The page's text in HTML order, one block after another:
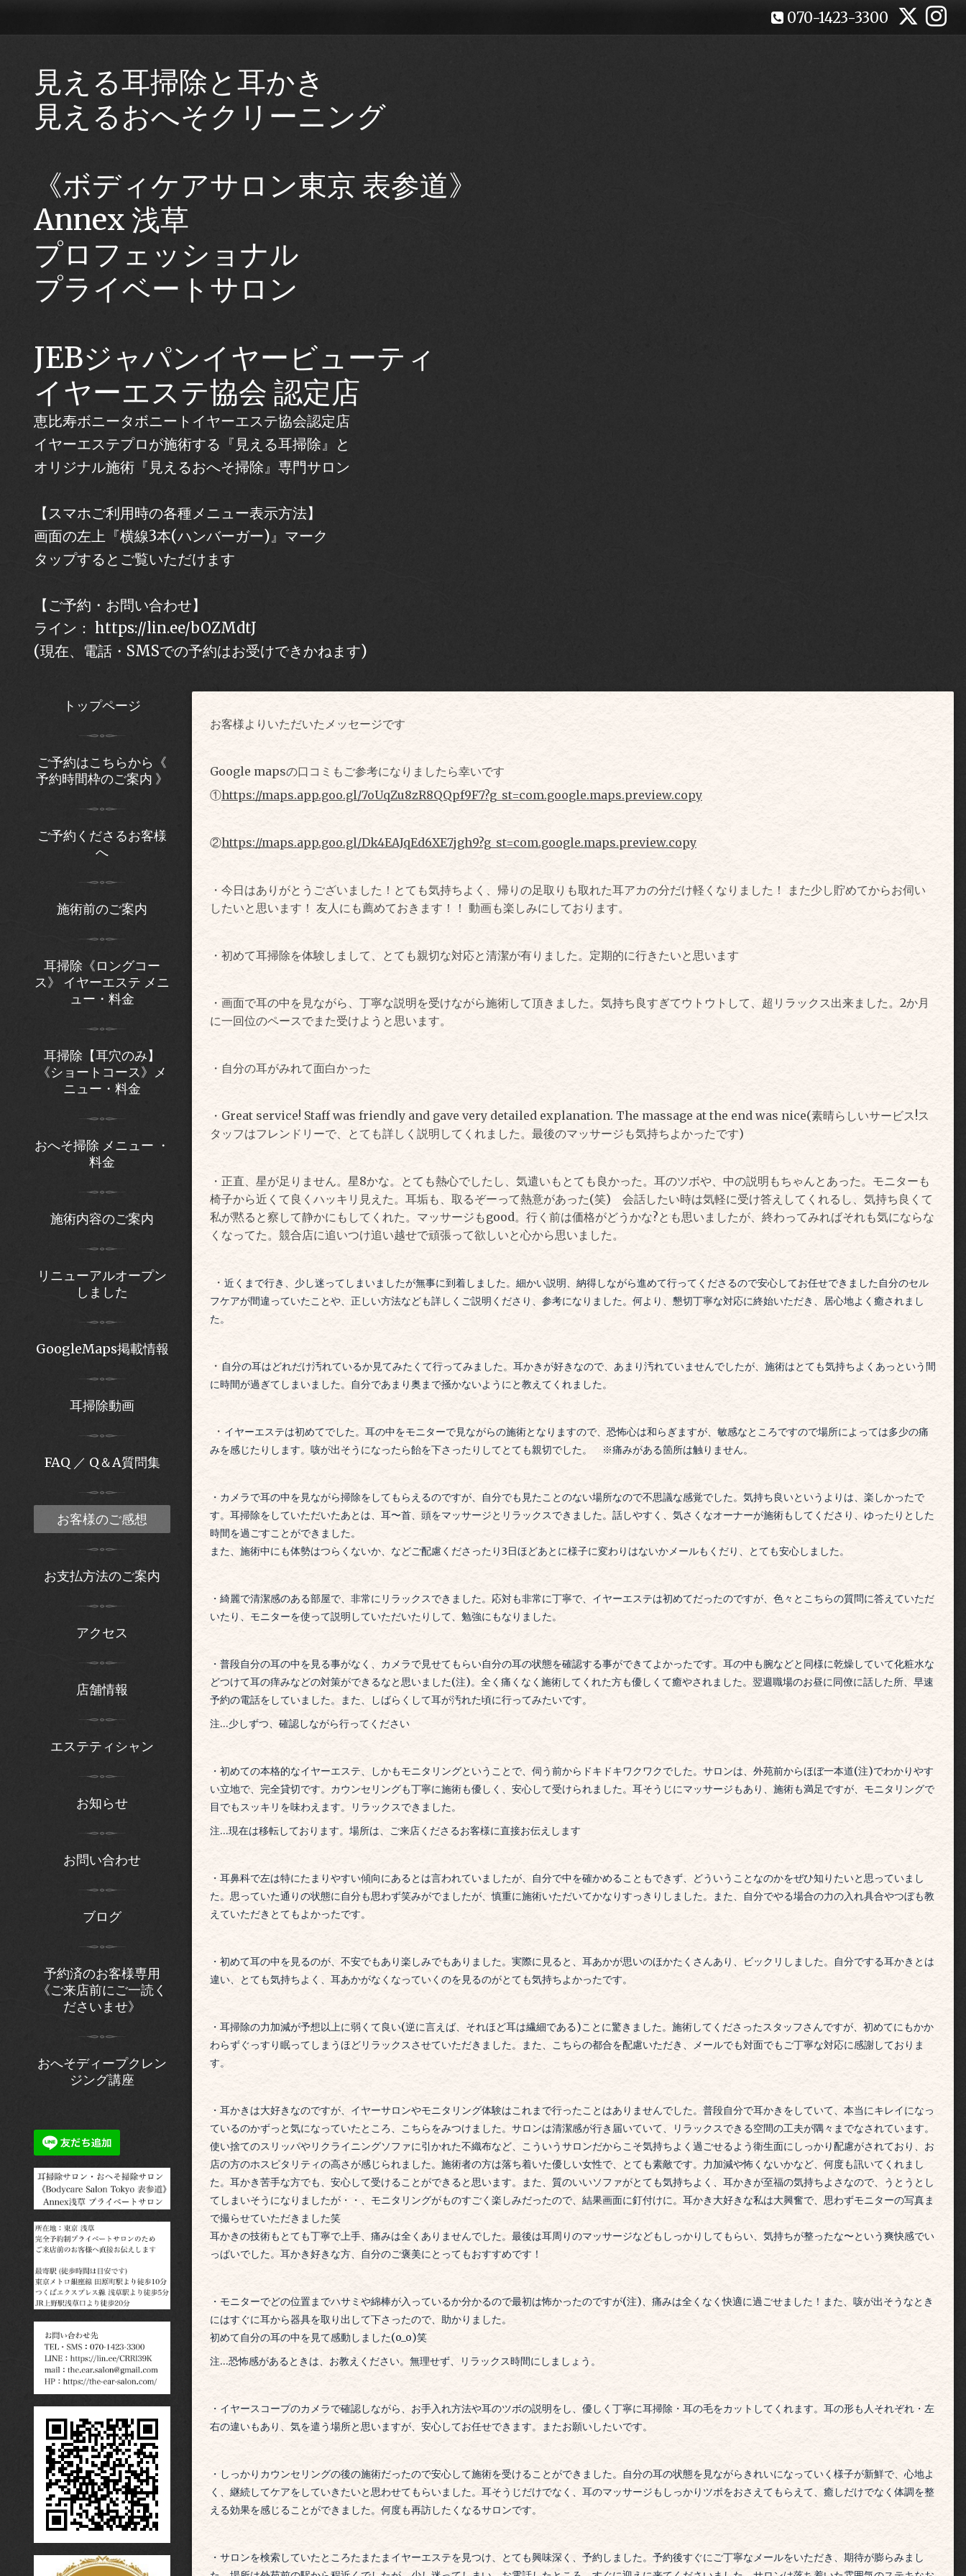
070-1423-3300
見える耳掃除と耳かき
見えるおへそクリーニング
《ボディケアサロン東京 表参道》
Annex 浅草
プロフェッショナル
プライベートサロン
JEBジャパンイヤービューティ
イヤーエステ協会 認定店
恵比寿ボニータボニートイヤーエステ協会認定店
イヤーエステプロが施術する『見える耳掃除』と
オリジナル施術『見えるおへそ掃除』専門サロン
【スマホご利用時の各種メニュー表示方法】
画面の左上『横線3本(ハンバーガー)』マーク
タップするとご覧いただけます
【ご予約・お問い合わせ】
ライン： https://lin.ee/bOZMdtJ
(現在、電話・SMSでの予約はお受けできかねます)
お客様よりいただいたメッセージです
Google mapsの口コミもご参考になりましたら幸いです
①https://maps.app.goo.gl/7oUqZu8zR8QQpf9F7?g_st=com.google.maps.preview.copy
②https://maps.app.goo.gl/Dk4EAJqEd6XE7jgh9?g_st=com.google.maps.preview.copy
・今日はありがとうございました！とても気持ちよく、 帰りの足取りも取れた耳アカの分だけ軽くなりました！ また少し貯めてからお伺い
したいと思います！ 友人にも薦めておきます！！ 動画も楽しみにしております。
・初めて耳掃除を体験しまして、とても親切な対応と清潔が有りました。定期的に行きたいと思います
・画面で耳の中を見ながら、丁寧な説明を受けながら施術して頂きました。気持ち良すぎてウトウトして、超リラックス出来ました。2か月
に一回位のペースでまた受けようと思います。
・自分の耳がみれて面白かった
・Great service! Staff was friendly and gave very detailed explanation. The massage at the end was nice(素晴らしいサービス!ス
タッフはフレンドリーで、とても詳しく説明してくれました。最後のマッサージも気持ちよかったです)
・正直、星が足りません。星8かな。とても熱心でしたし、気遣いもとても良かった。耳のツボや、中の説明もちゃんとあった。モニターも
椅子から近くて良くハッキリ見えた。耳垢も、取るぞーって熱意があった(笑) 会話したい時は気軽に受け答えしてくれるし、気持ち良くて
私が黙ると察して静かにもしてくれた。マッサージもgood。行く前は価格がどうかな?とも思いましたが、終わってみればそれも気にならな
くなってた。競合店に追いつけ追い越せで頑張って欲しいと心から思いました。
・ 近くまで行き、少し迷ってしまいましたが無事に到着しました。細かい説明、納得しながら進めて行ってくださるので安心してお任せできました自分のセル
フケアが間違っていたことや、正しい方法なども詳しくご説明くださり、参考になりました。 何より、懇切丁寧な対応に終始いただき、居心地よく癒されまし
た。
・ 自分の耳はどれだけ汚れているか見てみたくて行ってみました。 耳かきが好きなので、あまり汚れていませんでしたが、施術はとても気持ちよくあっという間
に時間が過ぎてしまいました。
自分であまり奥まで掻かないようにと教えてくれました。
・ イヤーエステは初めてでした。耳の中をモニターで見ながらの施術となりますので、恐怖心は和らぎますが、敏感なところですので場所によっては多少の痛
みを感じたりします。咳が出そうになったら飴を下さったりしてとても親切でした。
※痛みがある箇所は触りません。
・ カメラで耳の中を見ながら掃除をしてもらえるのですが、自分でも見たことのない場所なので不思議な感覚でした。 気持ち良いというよりは、楽しかったで
す。 耳掃除をしていただいたあとは、耳〜首、頭をマッサージとリラックスできました。 話しやすく、気さくなオーナーが施術もしてくださり、ゆったりとした
時間を過ごすことができました。
また、施術中にも体勢はつらくないか、などご配慮くださったり3日ほどあとに様子に変わりはないかメールもくだり、とても安心しました。
・綺麗で清潔感のある部屋で、非常にリラックスできました。応対も非常に丁寧で、イヤーエステは初めてだったのですが、色々とこちらの質問に答えていただ
いたり、モニターを使って説明していただいたりして、勉強にもなりました。
・ 普段自分の耳の中を見る事がなく、カメラで見せてもらい自分の耳の状態を確認する事ができてよかったです。 耳の中も腕などと同様に乾燥していて化粧水な
どつけて耳の痒みなどの対策ができるなと思いました(注)。 全く痛くなく施術してくれた方も優しくて癒やされました。 翌週職場のお昼に同僚に話した所、早速
予約の電話をしていました。
また、しばらくして耳が汚れた頃に行ってみたいです。
注…少しずつ、確認しながら行ってください
・ 初めての本格的なイヤーエステ、しかもモニタリングということで、伺う前からドキドキワクワクでした。 サロンは、外苑前からほぼ一本道(注)でわかりやす
い立地で、 完全貸切です。 カウンセリングも丁寧に施術も優しく、安心して受けられました。 耳そうじにマッサージもあり、施術も満足ですが、モニタリングで
目でもスッキリを味わえます。
リラックスできました。
注…現在は移転しております。場所は、ご来店くださるお客様に直接お伝えします
・ 耳鼻科で左は特にたまりやすい傾向にあるとは言われていましたが、自分で中を確かめることもできず、どういうことなのかをぜひ知りたいと思っていまし
た。思っていた通りの状態に自分も思わず笑みがでましたが、慎重に施術いただいてかなりすっきりしました。また、自分でやる場合の力の入れ具合やつぼも教
えていただきとてもよかったです。
・ 初めて耳の中を見るのが、不安でもあり楽しみでもありました。 実際に見ると、耳あかが思いのほかたくさんあり、ビックリしました。
自分でする耳かきとは
違い、とても気持ちよく、耳あかがなくなっていくのを見るのがとても気持ちよかったです。
・ 耳掃除の力加減が予想以上に弱くて良い(逆に言えば、それほど耳は繊細である)ことに驚きました。 施術してくださったスタッフさんですが、初めてにもかか
わらずぐっすり眠ってしまうほどリラックスさせていただきました。また、こちらの都合を配慮いただき、メールでも対面でもご丁寧な対応に感謝しておりま
す。
・ 耳かきは大好きなのですが、イヤーサロンやモニタリング体験はこれまで行ったことはありませんでした。普段自分で耳かきをしていて、本当にキレイになっ
ているのかずっと気になっていたところ、こちらをみつけました。 サロンは清潔感が行き届いていて、リラックスできる空間の工夫が隅々までなされています。
使い捨てのスリッパやリクライニングソファに引かれた不織布など、こういうサロンだからこそ気持ちよく過ごせるよう衛生面にしっかり配慮がされており、お
店の方のホスピタリティの高さが感じられました。 施術者の方は落ち着いた優しい女性で、とても素敵です。力加減や怖くないかなど、何度も訊いてくれまし
た。耳かき苦手な方でも、安心して受けることができると思います。
また、質のいいソファがとても気持ちよく、耳かきが至福の気持ちよさなので、うとうとし
てしまいそうになりましたが・・、モニタリングがものすごく楽しみだったので、結果画面に釘付けに。耳かき大好きな私は大興奮で、思わずモニターの写真ま
で撮らせていただきました笑
耳かきの技術もとても丁寧で上手、痛みは全くありませんでした。 最後は耳周りのマッサージなどもしっかりしてもらい、気持ちが整ったな〜という爽快感でい
っぱいでした。 耳かき好きな方、自分のご褒美にとってもおすすめです！
・ モニターでどの位置までハサミや綿棒が入っているか分かるので最初は怖かったのですが(注)、痛みは全くなく快適に過ごせました！ また、咳が出そうなとき
にはすぐに耳から器具を取り出して下さったので、助かりました。
初めて自分の耳の中を見て感動しました(o_o)笑
注…恐怖感があるときは、お教えください。無理せず、リラックス時間にしましょう。
・ イヤースコープのカメラで確認しながら、お手入れ方法や耳のツボの説明をし、優しく丁寧に耳掃除・耳の毛をカットしてくれます。耳の形も人それぞれ・左
右の違いもあり、気を遣う場所と思いますが、安心してお任せできます。
またお願いしたいです。
・ しっかりカウンセリングの後の施術だったので安心して施術を受けることができました。
自分の耳の状態を見ながらきれいになっていく様子が新鮮で、心地よ
く、継続してケアをしていきたいと思わせてもらいました。 耳そうじだけでなく、耳のマッサージもしっかりツボをおさえてもらえて、癒しだけでなく体調を整
える効果を感じることができました。 何度も再訪したくなるサロンです。
・ サロンを検索していたところたまたまイヤーエステを見つけ、とても興味深く、予約しました。予約後すぐにご丁寧なメールをいただき、期待が膨らみまし
トップページ
ご予約はこちらから《
予約時間枠のご案内 》
ご予約くださるお客様
へ
施術前のご案内
耳掃除《ロングコー
ス》 イヤーエステ メニ
ュー・料金
耳掃除【耳穴のみ】
《ショートコース》メ
ニュー・料金
おへそ掃除 メニュー ・
料金
施術内容のご案内
リニューアルオープン
しました
GoogleMaps掲載情報
耳掃除動画
FAQ ／ Q＆A質問集
お客様のご感想
お支払方法のご案内
アクセス
店舗情報
エステティシャン
お知らせ
お問い合わせ
ブログ
予約済のお客様専用
《ご来店前にご一読く
ださいませ》
おへそディープクレン
ジング講座